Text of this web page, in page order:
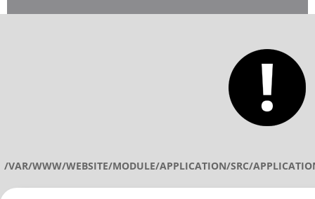
/VAR/WWW/WEBSITE/MODULE/APPLICATION/SRC/